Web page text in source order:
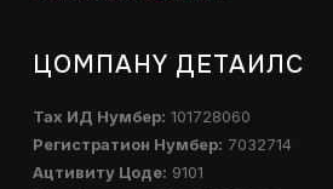
ЦОМПАНY ДЕТАИЛС
Таx ИД Нумбер: 101728060
Регистратион Нумбер: 7032714
Ацтивитy Цоде: 9101